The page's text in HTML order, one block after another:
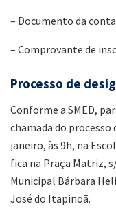
– Documento da
– Comprovante de
Processo de
Conforme a SMED,
chamada do processo
janeiro, às 9h, na
fica na Praça Matriz,
Municipal Bárbara
José do Itapinoã.